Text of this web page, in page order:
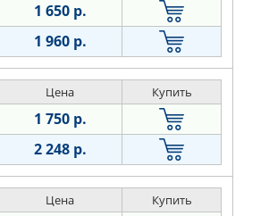
1 650 р.
1 960 р.
Цена Купить
1 750 р.
2 248 р.
Цена Купить